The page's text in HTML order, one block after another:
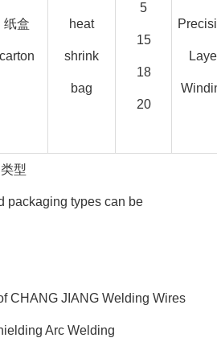
纸盒
carton
heat
shrink
bag
5
15
18
20
型
packaging types can be
CHANG JIANG Welding Wires
Arc Welding